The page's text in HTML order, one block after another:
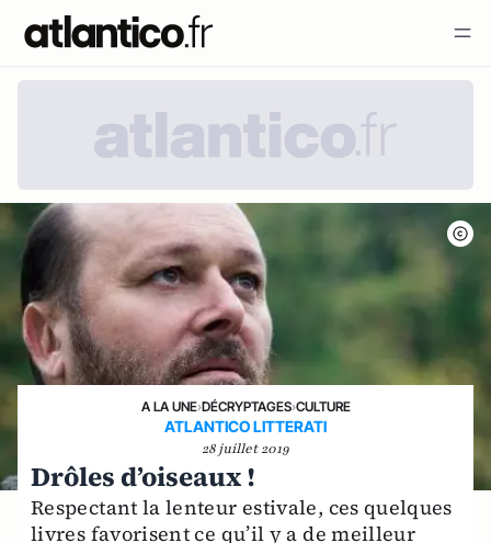
A LA UNE›DÉCRYPTAGES›CULTURE
ATLANTICO LITTERATI
28 juillet 2019
Drôles d’oiseaux !
Respectant la lenteur estivale, ces quelques
livres favorisent ce qu’il y a de meilleur